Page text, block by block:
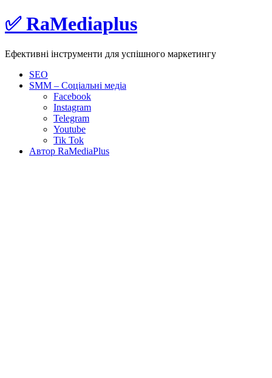
Skip
to
✅ RaMediaplus
Ефективні інструменти для успішного маркетингу
SEO
SMM – Соціальні медіа
Facebook
Instagram
Telegram
Youtube
Tik Tok
Автор RaMediaPlus